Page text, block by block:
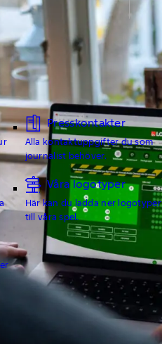
Presskontakter
Alla kontaktuppgifter du som
journalist behöver.
Våra logotyper
Här kan du ladda ner logotyper
till våra spel.